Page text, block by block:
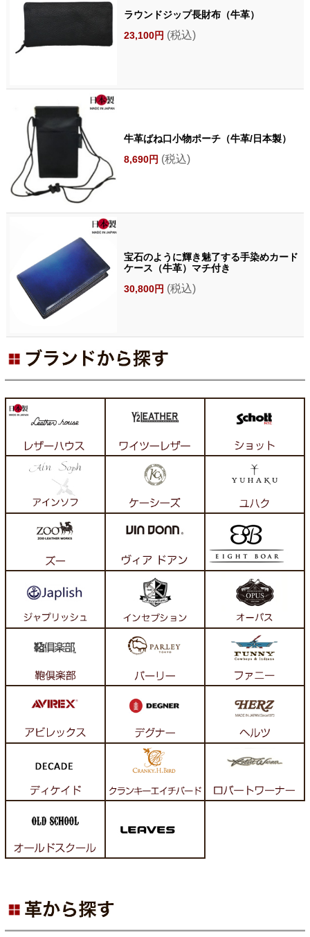
ラウンドジップ長財布（牛革）
23,100円 (税込)
牛革ばね口小物ポーチ（牛革/日本製）
8,690円 (税込)
宝石のように輝き魅了する手染めカード
ケース（牛革）マチ付き
30,800円 (税込)